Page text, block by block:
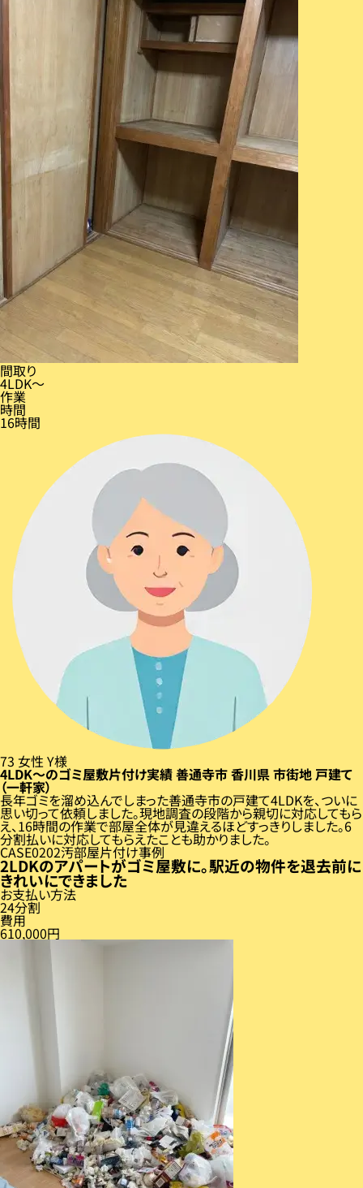
間取り
4LDK〜
作業
時間
16時間
73 女性 Y様
4LDK〜のゴミ屋敷片付け実績善通寺市香川県市街地 戸建て
（一軒家）
長年ゴミを溜め込んでしまった善通寺市の戸建て4LDKを、ついに
思い切って依頼しました。現地調査の段階から親切に対応してもら
え、16時間の作業で部屋全体が見違えるほどすっきりしました。6
分割払いに対応してもらえたことも助かりました。
CASE 02汚部屋片付け事例
2LDKのアパートがゴミ屋敷に。駅近の物件を退去前に
きれいにできました
お支払い方法
24分割
費用
610,000円